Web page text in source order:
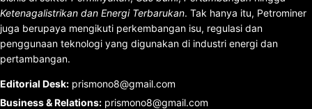
Ketenagalistrikan dan Energi Terbarukan. Tak hanya itu, Petrominer
juga berupaya mengikuti perkembangan isu, regulasi dan
penggunaan teknologi yang digunakan di industri energi dan
pertambangan.
Editorial Desk: prismono8@gmail.com
Business & Relations: prismono8@gmail.com